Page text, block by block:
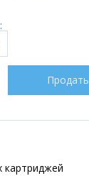
Продать
картриджей